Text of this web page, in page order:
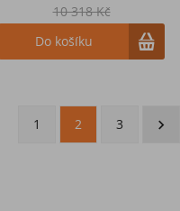
10 318 Kč
Do košíku
1 2 3